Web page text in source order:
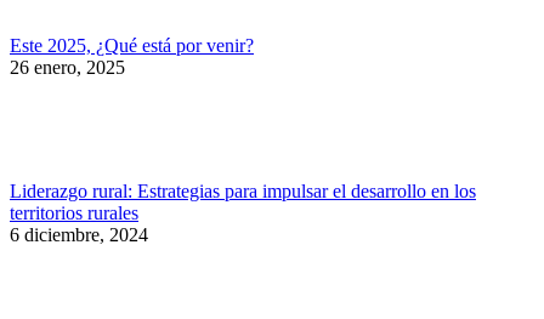
Este 2025, ¿Qué está por venir?
26 enero, 2025
Liderazgo rural: Estrategias para impulsar el desarrollo en los
territorios rurales
6 diciembre, 2024